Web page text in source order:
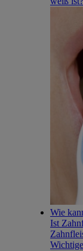
Wie
Ist